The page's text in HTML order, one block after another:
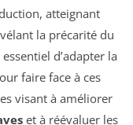
atteignant
la précarité du
d’adapter la
faire face à ces
visant à améliorer
et à réévaluer les